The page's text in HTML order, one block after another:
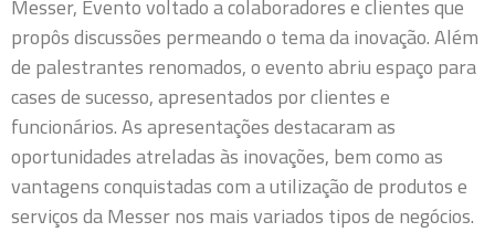
Messer, Evento voltado a colaboradores e clientes que
propôs discussões permeando o tema da inovação. Além
de palestrantes renomados, o evento abriu espaço para
cases de sucesso, apresentados por clientes e
funcionários. As apresentações destacaram as
oportunidades atreladas às inovações, bem como as
vantagens conquistadas com a utilização de produtos e
serviços da Messer nos mais variados tipos de negócios.